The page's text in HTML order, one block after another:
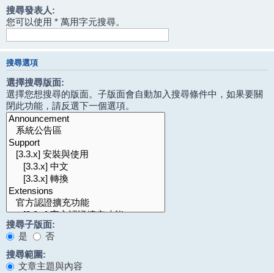
搜尋發表人:
您可以使用 * 萬用字元搜尋。
搜尋選項
選擇搜尋版面:
選擇您想搜尋的版面。子版面會自動加入搜尋條件中，如果要關
閉此功能，請反選下一個選項。
搜尋子版面:
是
否
搜尋範圍:
文章主題與內容